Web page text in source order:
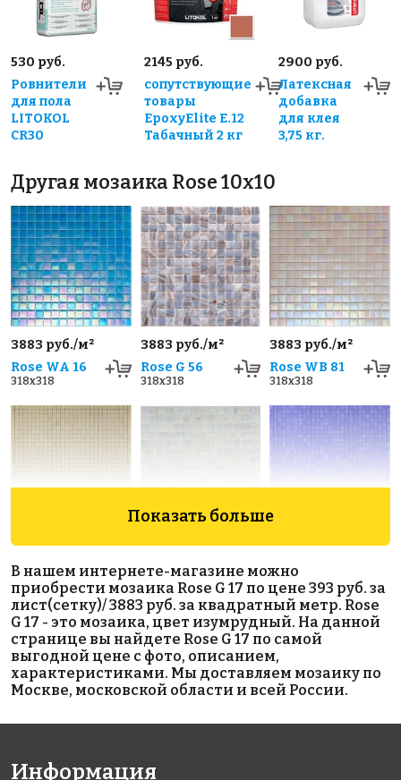
530 руб.
Ровнители
для пола
LITOKOL
CR30
2145 руб.
сопутствующие
товары
EpoxyElite E.12
Табачный 2 кг
2900 руб.
Латексная
добавка
для клея
3,75 кг.
Другая мозаика Rose 10x10
3883 руб./м²
Rose WA 16
318x318
3883 руб./м²
Rose G 56
318x318
3883 руб./м²
Rose WB 81
318x318
7929 руб./м²
Rose AJ
132+3(2)
318x318
6806 руб./м²
Rose GA 56(1)
318x318
6969 руб./м²
Rose AJ
19+3(1)
318x318
8857 руб./м²
Показать больше
В нашем интернете-магазине можно
приобрести мозаика Rose G 17 по цене 393 руб. за
лист(сетку)/ 3883 руб. за квадратный метр. Rose
G 17 - это мозаика, цвет изумрудный. На данной
странице вы найдете Rose G 17 по самой
выгодной цене с фото, описанием,
характеристиками. Мы доставляем мозаику по
Москве, московской области и всей России.
Информация